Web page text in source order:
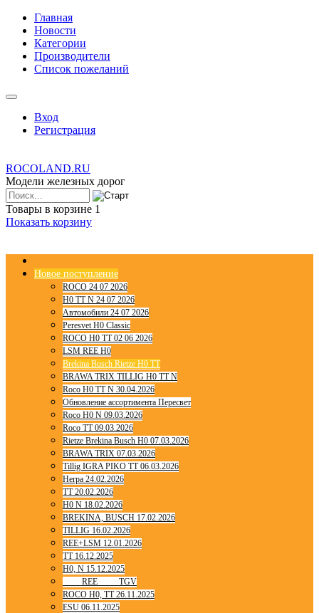
Главная
Новости
Категории
Производители
Список пожеланий
Вход
Регистрация
ROCOLAND.RU
Модели железных дорог
Товары в корзине 1
Показать корзину
Новое поступление
ROCO 24 07 2026
H0 TT N 24 07 2026
Автомобили 24 07 2026
Peresvet H0 Classic
ROCO H0 TT 02 06 2026
LSM REE H0
Brekina Busch Rietze H0 TT
BRAWA TRIX TILLIG H0 TT N
Roco H0 TT N 30.04.2026
Обновление ассортимента Пересвет
Roco H0 N 09.03.2026
Roco TT 09.03.2026
Rietze Brekina Busch H0 07.03.2026
BRAWA TRIX 07.03.2026
Tillig IGRA PIKO TT 06.03.2026
Herpa 24.02.2026
TT 20.02.2026
H0 N 18.02.2026
BREKINA, BUSCH 17.02.2026
TILLIG 16.02.2026
REE+LSM 12.01.2026
TT 16.12.2025
H0, N 15.12.2025
____ REE ____ TGV
ROCO H0, TT 26.11.2025
ESU 06.11.2025